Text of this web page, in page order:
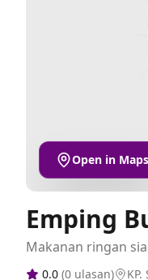
Open in Maps
Emping
Makanan ringan
0.0 (0 ulasan)